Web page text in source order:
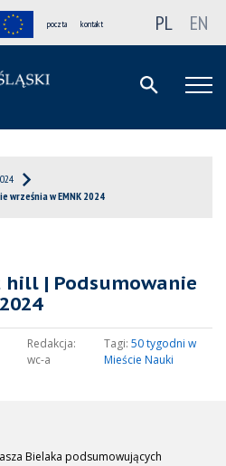
poczta kontakt PL EN
września w EMNK 2024
| Podsumowanie
Redakcja:
wc-a
Tagi: 50 tygodni w
Mieście Nauki
Bielaka podsumowujących